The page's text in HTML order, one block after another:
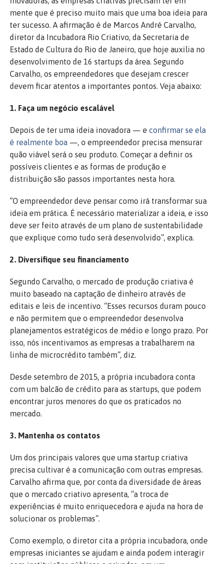
mente que é preciso muito mais que uma boa ideia para
ter sucesso. A afirmação é de Marcos André Carvalho,
diretor da Incubadora Rio Criativo, da Secretaria de
Estado de Cultura do Rio de Janeiro, que hoje auxilia no
desenvolvimento de 16 startups da área. Segundo
Carvalho, os empreendedores que desejam crescer
devem ficar atentos a importantes pontos. Veja abaixo:
1. Faça um negócio escalável
Depois de ter uma ideia inovadora — e confirmar se ela
é realmente boa —, o empreendedor precisa mensurar
quão viável será o seu produto. Começar a definir os
possíveis clientes e as formas de produção e
distribuição são passos importantes nesta hora.
“O empreendedor deve pensar como irá transformar sua
ideia em prática. É necessário materializar a ideia, e isso
deve ser feito através de um plano de sustentabilidade
que explique como tudo será desenvolvido”, explica.
2. Diversifique seu financiamento
Segundo Carvalho, o mercado de produção criativa é
muito baseado na captação de dinheiro através de
editais e leis de incentivo. “Esses recursos duram pouco
e não permitem que o empreendedor desenvolva
planejamentos estratégicos de médio e longo prazo. Por
isso, nós incentivamos as empresas a trabalharem na
linha de microcrédito também”, diz.
Desde setembro de 2015, a própria incubadora conta
com um balcão de crédito para as startups, que podem
encontrar juros menores do que os praticados no
mercado.
3. Mantenha os contatos
Um dos principais valores que uma startup criativa
precisa cultivar é a comunicação com outras empresas.
Carvalho afirma que, por conta da diversidade de áreas
que o mercado criativo apresenta, “a troca de
experiências é muito enriquecedora e ajuda na hora de
solucionar os problemas”.
Como exemplo, o diretor cita a própria incubadora, onde
empresas iniciantes se ajudam e ainda podem interagir